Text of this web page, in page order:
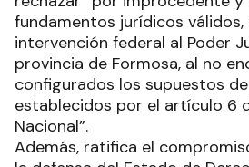
fundamentos jurídicos
intervención federal al Poder
provincia de Formosa, al no
configurados los supuestos
establecidos por el artículo 6
Nacional”.
Además, ratifica el